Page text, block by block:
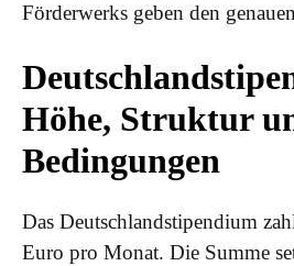
Förderwerks geben den
Höhe, Struktur
Bedingungen
Das Deutschlandstipendium
Euro pro Monat. Die Summe